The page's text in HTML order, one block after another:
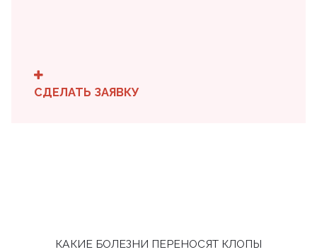
СДЕЛАТЬ ЗАЯВКУ
КАКИЕ БОЛЕЗНИ ПЕРЕНОСЯТ КЛОПЫ